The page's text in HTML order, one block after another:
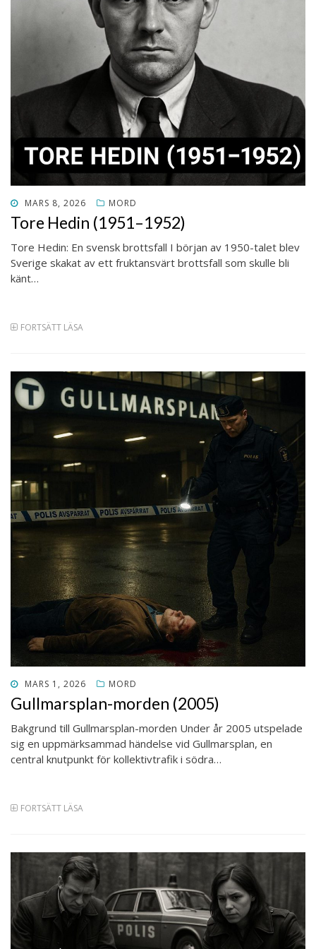
PUBLICERAT
DEN
MARS 8, 2026 MORD
Tore Hedin (1951–1952)
Tore Hedin: En svensk brottsfall I början av 1950-talet blev
Sverige skakat av ett fruktansvärt brottsfall som skulle bli
känt…
FORTSÄTT LÄSA
PUBLICERAT
DEN
MARS 1, 2026 MORD
Gullmarsplan-morden (2005)
Bakgrund till Gullmarsplan-morden Under år 2005 utspelade
sig en uppmärksammad händelse vid Gullmarsplan, en
central knutpunkt för kollektivtrafik i södra…
FORTSÄTT LÄSA